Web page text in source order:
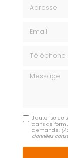
Message
J'autorise ce
dans ce
demande.
données